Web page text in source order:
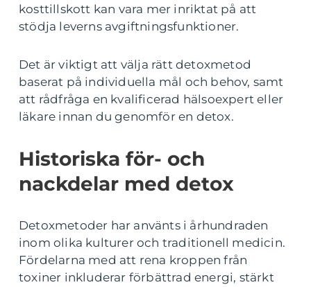
kosttillskott kan vara mer inriktat på att
stödja leverns avgiftningsfunktioner.
Det är viktigt att välja rätt detoxmetod
baserat på individuella mål och behov, samt
att rådfråga en kvalificerad hälsoexpert eller
läkare innan du genomför en detox.
Historiska för- och
nackdelar med detox
Detoxmetoder har använts i århundraden
inom olika kulturer och traditionell medicin.
Fördelarna med att rena kroppen från
toxiner inkluderar förbättrad energi, stärkt